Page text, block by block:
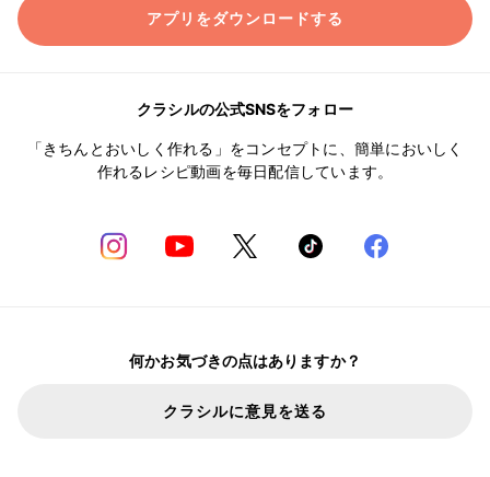
アプリをダウンロードする
クラシルの公式SNSをフォロー
「きちんとおいしく作れる」をコンセプトに、簡単においしく
作れるレシピ動画を毎日配信しています。
何かお気づきの点はありますか？
クラシルに意見を送る